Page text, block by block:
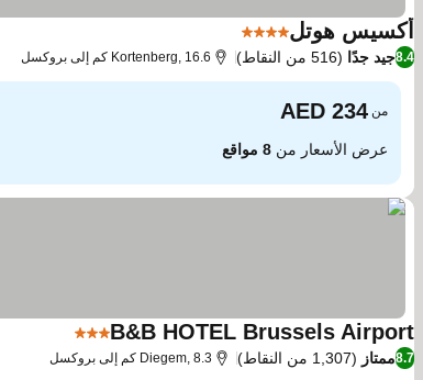
أكسيس هوتل4 عدد النجوم
8.4جيد جدًا (516 من النقاط) Kortenberg, 16.6 كم إلى بروكسل
من
عرض الأسعار من 8 مواقع
B&B HOTEL Brussels Airport3 عدد النجوم
8.7ممتاز (1,307 من النقاط) Diegem, 8.3 كم إلى بروكسل